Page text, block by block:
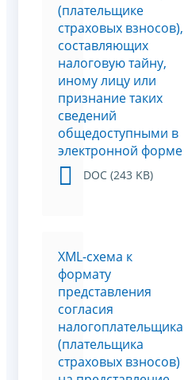
(плательщике
страховых взносов),
составляющих
налоговую тайну,
иному лицу или
признание таких
сведений
общедоступными в
электронной форме
DOC (243 KB)
XML-схема к
формату
представления
согласия
налогоплательщика
(плательщика
страховых взносов)